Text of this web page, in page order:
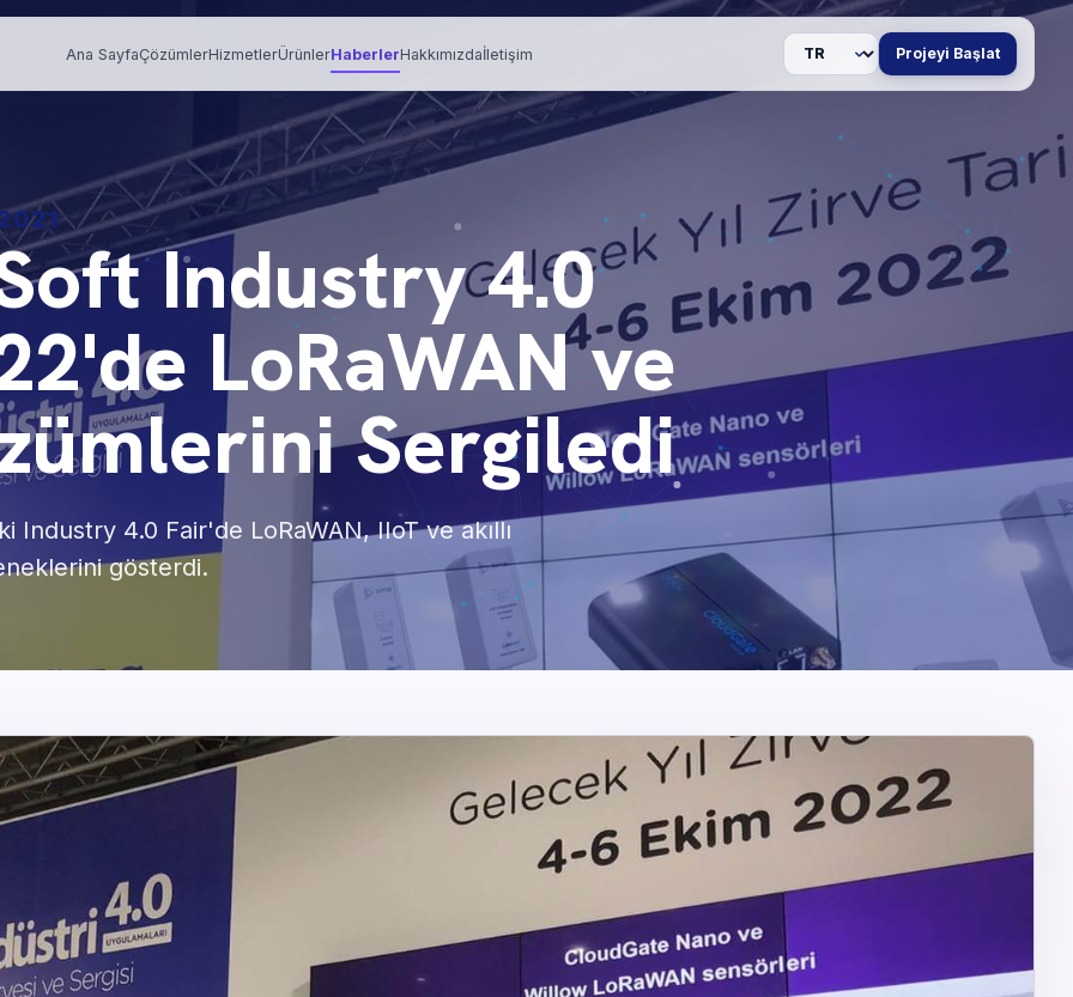
Ana SayfaÇözümlerHizmetlerÜrünlerHaberlerHakkımızdaİletişim Dil Projeyi Başlat
Industry 4.0
LoRaWAN ve
Sergiledi
Industry 4.0 Fair'de LoRaWAN, IIoT ve akıllı
gösterdi.